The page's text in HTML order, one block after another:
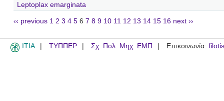
Leptoplax emarginata
‹‹ previous 1 2 3 4 5 6 7 8 9 10 11 12 13 14 15 16 next ››
ITIA ΤΥΠΠΕΡ Σχ. Πολ. Μηχ. ΕΜΠ Επικοινωνία: